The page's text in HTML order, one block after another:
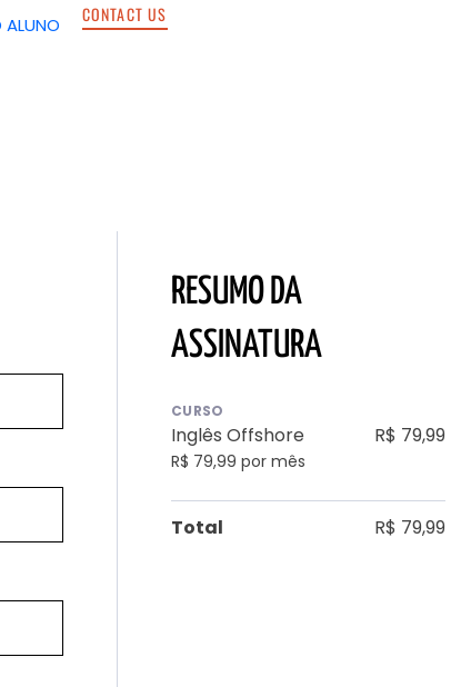
ALUNO CONTACT US
RESUMO DA
ASSINATURA
CURSO
Inglês Offshore
R$ 79,99 por mês
R$ 79,99
Total R$ 79,99